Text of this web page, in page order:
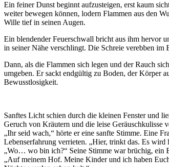
Ein feiner Dunst beginnt aufzusteigen, erst kaum
weiter bewegen können, lodern Flammen aus den
Wille tief in seinen Augen.
Ein blendender Feuerschwall bricht aus ihm hervor
in seiner Nähe verschlingt. Die Schreie verebben im
Dann, als die Flammen sich legen und der Rauch
umgeben. Er sackt endgültig zu Boden, der Körper
Bewusstlosigkeit.
Sanftes Licht schien durch die kleinen Fenster und
Geruch von Kräutern und die leise Geräuschkulisse
„Ihr seid wach,“ hörte er eine sanfte Stimme. Eine
Lebenserfahrung verrieten. „Hier, trinkt das. Es
„Wo… wo bin ich?“ Seine Stimme war brüchig, ein
„Auf meinem Hof. Meine Kinder und ich haben